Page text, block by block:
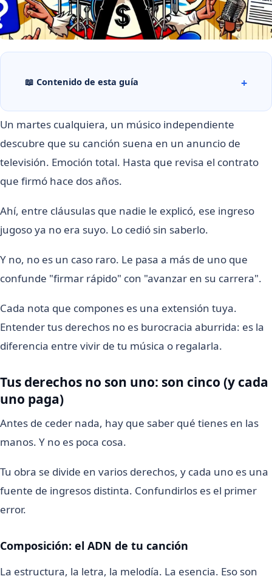
📖 Contenido de esta guía
Un martes cualquiera, un músico independiente
descubre que su canción suena en un anuncio de
televisión. Emoción total. Hasta que revisa el contrato
que firmó hace dos años.
Ahí, entre cláusulas que nadie le explicó, ese ingreso
jugoso ya no era suyo. Lo cedió sin saberlo.
Y no, no es un caso raro. Le pasa a más de uno que
confunde "firmar rápido" con "avanzar en su carrera".
Cada nota que compones es una extensión tuya.
Entender tus derechos no es burocracia aburrida: es la
diferencia entre vivir de tu música o regalarla.
Tus derechos no son uno: son cinco (y cada
uno paga)
Antes de ceder nada, hay que saber qué tienes en las
manos. Y no es poca cosa.
Tu obra se divide en varios derechos, y cada uno es una
fuente de ingresos distinta. Confundirlos es el primer
error.
Composición: el ADN de tu canción
La estructura, la letra, la melodía. La esencia. Eso son